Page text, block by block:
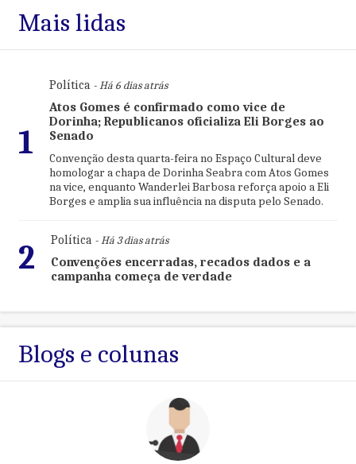
Mais lidas
1
Política- Há 6 dias atrás
Atos Gomes é confirmado como vice de
Dorinha; Republicanos oficializa Eli Borges ao
Senado
Convenção desta quarta-feira no Espaço Cultural deve
homologar a chapa de Dorinha Seabra com Atos Gomes
na vice, enquanto Wanderlei Barbosa reforça apoio a Eli
Borges e amplia sua influência na disputa pelo Senado.
2 Política- Há 3 dias atrás
Convenções encerradas, recados dados e a
campanha começa de verdade
Blogs e colunas